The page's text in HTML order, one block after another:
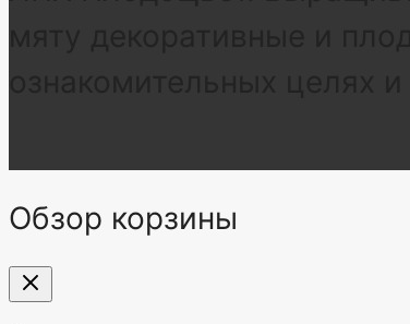
Обзор корзины